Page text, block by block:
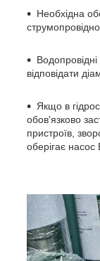
Необхідна
відповідати
Якщо в
обов'язково
пристроїв,
оберігає